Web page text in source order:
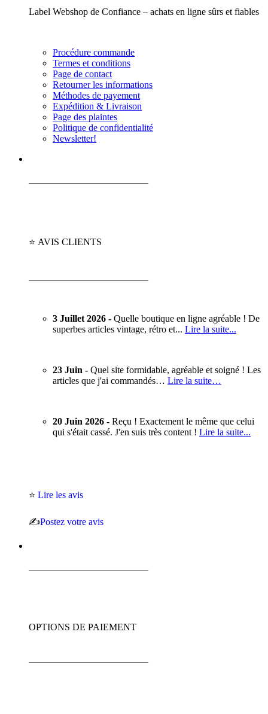
Label Webshop de Confiance – achats en ligne sûrs et fiables
Procédure commande
Termes et conditions
Page de contact
Retourner les informations
Méthodes de payement
Expédition & Livraison
Page des plaintes
Politique de confidentialité
Newsletter!
⭐ AVIS CLIENTS
3 Juillet 2026 - Quelle boutique en ligne agréable ! De
superbes articles vintage, rétro et... Lire la suite...
23 Juin - Quel site formidable, agréable et soigné ! Les
articles que j'ai commandés… Lire la suite…
20 Juin 2026 - Reçu ! Exactement le même que celui
qui s'était cassé. J'en suis très content ! Lire la suite...
⭐ Lire les avis
✍️Postez votre avis
OPTIONS DE PAIEMENT